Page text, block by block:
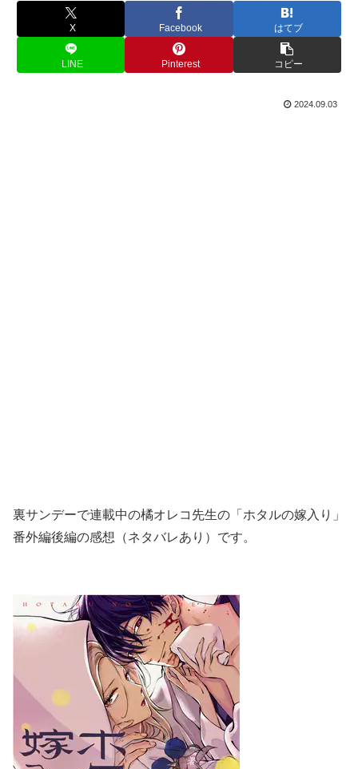
X Facebook はてブ
LINE Pinterest コピー
2024.09.03
裏サンデーで連載中の橘オレコ先生の「ホタルの嫁入り」
番外編後編の感想（ネタバレあり）です。